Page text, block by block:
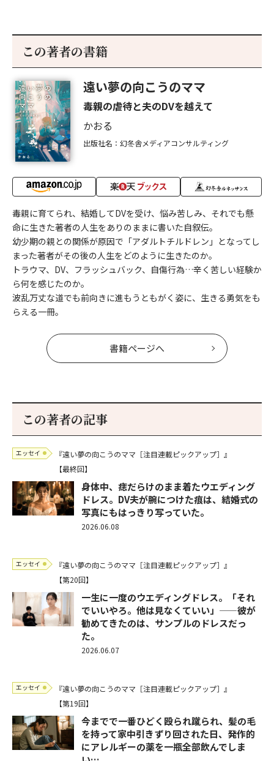
この著者の書籍
遠い夢の向こうのママ
毒親の虐待と夫のDVを越えて
かおる
出版社名：幻冬舎メディアコンサルティング
毒親に育てられ、結婚してDVを受け、悩み苦しみ、それでも懸
命に生きた著者の人生をありのままに書いた自叙伝。
幼少期の親との関係が原因で「アダルトチルドレン」となってし
まった著者がその後の人生をどのように生きたのか。
トラウマ、DV、フラッシュバック、自傷行為…辛く苦しい経験か
ら何を感じたのか。
波乱万丈な道でも前向きに進もうともがく姿に、生きる勇気をも
らえる一冊。
書籍ページへ
この著者の記事
エッセイ
『遠い夢の向こうのママ［注目連載ピックアップ］』
【最終回】
身体中、痣だらけのまま着たウエディング
ドレス。DV夫が腕につけた痕は、結婚式の
写真にもはっきり写っていた。
2026.06.08
エッセイ
『遠い夢の向こうのママ［注目連載ピックアップ］』
【第20回】
一生に一度のウエディングドレス。「それ
でいいやろ。他は見なくていい」——彼が
勧めてきたのは、サンプルのドレスだっ
た。
2026.06.07
エッセイ
『遠い夢の向こうのママ［注目連載ピックアップ］』
【第19回】
今までで一番ひどく殴られ蹴られ、髪の毛
を持って家中引きずり回された日、発作的
にアレルギーの薬を一瓶全部飲んでしま